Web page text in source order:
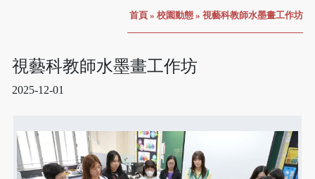
首頁 » 校園動態 » 視藝科教師水墨畫工作坊
視藝科教師水墨畫工作坊
2025-12-01